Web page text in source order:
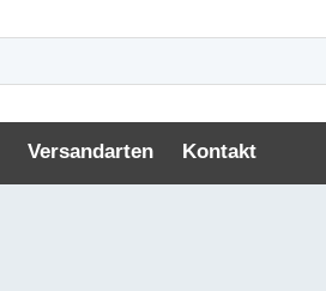
Versandarten Kontakt